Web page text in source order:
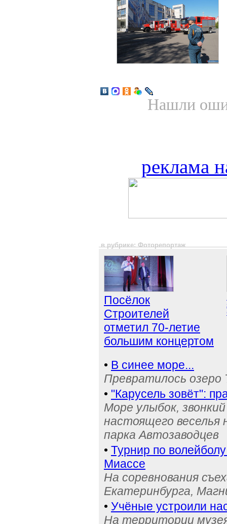
Нашли
реклама
в рубрике: Фоторепортаж
Посёлок
Строителей
отметил 70-летие
большим концертом
• В синее море...
Превратилось озеро
• "Карусель зовёт":
Море улыбок,
настоящего веселья
парка Автозаводцев
• Турнир по
Миассе
На соревнования
Екатеринбурга,
• Учёные устроили
На территории